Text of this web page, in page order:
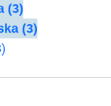
(3)
(3)